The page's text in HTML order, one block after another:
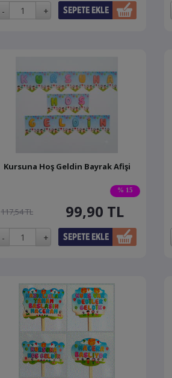
% 15
Kursuna Hoş Geldin Bayrak Afişi
117,54 TL 99,90 TL